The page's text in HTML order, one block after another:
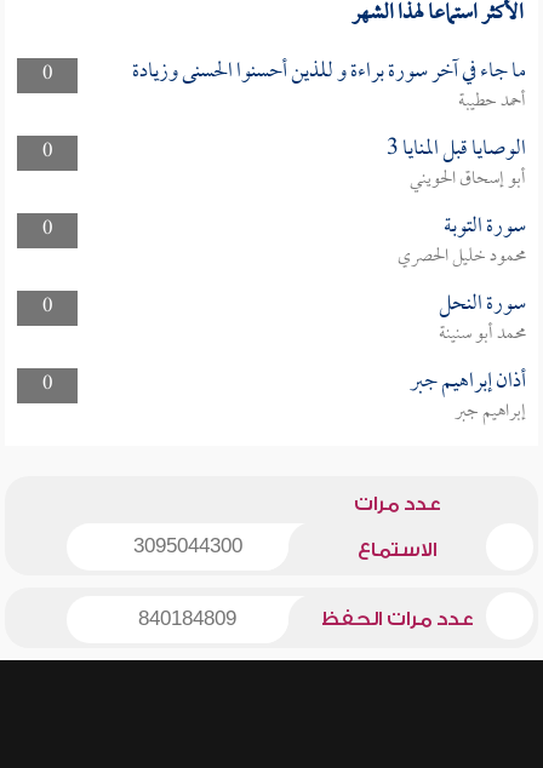
الأكثر استماعا لهذا الشهر
0 ما جاء في آخر سورة براءة و للذين أحسنوا الحسنى وزيادة
أحمد حطيبة
0
الوصايا قبل المنايا 3
أبو إسحاق الحويني
0
سورة التوبة
محمود خليل الحصري
0
سورة النحل
محمد أبو سنينة
0
أذان إبراهيم جبر
إبراهيم جبر
عدد مرات
الاستماع 3095044300
عدد مرات الحفظ 840184809